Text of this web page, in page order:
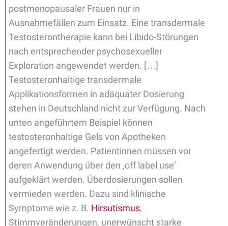
postmenopausaler Frauen nur in
Ausnahmefällen zum Einsatz. Eine transdermale
Testosterontherapie kann bei Libido-Störungen
nach entsprechender psychosexueller
Exploration angewendet werden. […]
Testosteronhaltige transdermale
Applikationsformen in adäquater Dosierung
stehen in Deutschland nicht zur Verfügung. Nach
unten angeführtem Beispiel können
testosteronhaltige Gels von Apotheken
angefertigt werden. Patientinnen müssen vor
deren Anwendung über den ‚off label use‘
aufgeklärt werden. Überdosierungen sollen
vermieden werden. Dazu sind klinische
Symptome wie z. B. Hirsutismus,
Stimmveränderungen, unerwünscht starke